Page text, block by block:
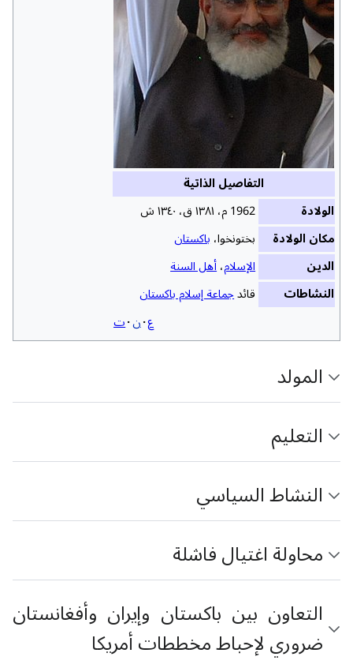
التفاصيل الذاتية
الولادة
1962 م، ١٣٨١ ق، ١٣٤٠ ش
مكان الولادة
بختونخوا،باكستان
الدين
الإسلام،أهل السنة
النشاطات
قائدجماعة إسلام باكستان
ع ن ت
المولد
التعليم
النشاط السياسي
محاولة اغتيال فاشلة
التعاون بين باكستان وإيران وأفغانستان
ضروري لإحباط مخططات أمريكا